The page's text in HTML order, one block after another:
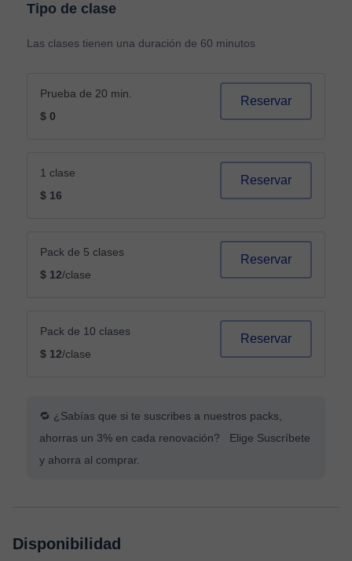
Tipo de clase
Las clases tienen una duración de 60 minutos
Prueba de 20 min.
$ 0
Reservar
1 clase
$ 16
Reservar
Pack de 5 clases
$ 12/clase
Reservar
Pack de 10 clases
$ 12/clase
Reservar
🔁 ¿Sabías que si te suscribes a nuestros packs,
ahorras un 3% en cada renovación? Elige Suscríbete
y ahorra al comprar.
Disponibilidad